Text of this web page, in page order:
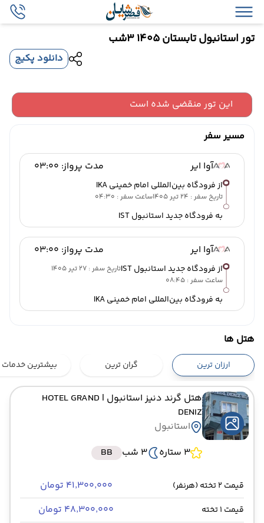
تور استانبول تابستان 1405 3شب
دانلود پکیج
این تور منقضی شده است
مسیر سفر
آوا ایر مدت پرواز: 03:00
از فرودگاه بین‌المللی امام خمینی IKA
تاریخ سفر : 24 تیر 1405 ساعت سفر : 04:30
به فرودگاه جدید استانبول IST
آوا ایر مدت پرواز: 03:00
از فرودگاه جدید استانبول IST
تاریخ سفر : 27 تیر 1405
ساعت سفر : 08:45
به فرودگاه بین‌المللی امام خمینی IKA
هتل ها
ارزان ترین گران ترین بیشترین خدمات
هتل گرند دنیز استانبول | HOTEL GRAND
DENIZ
استانبول
3 ستاره
3 شب BB
قیمت 2 تخته (هرنفر) ۴۱٬۳۰۰٬۰۰۰ تومان
قیمت 1 تخته ۴۸٬۳۰۰٬۰۰۰ تومان